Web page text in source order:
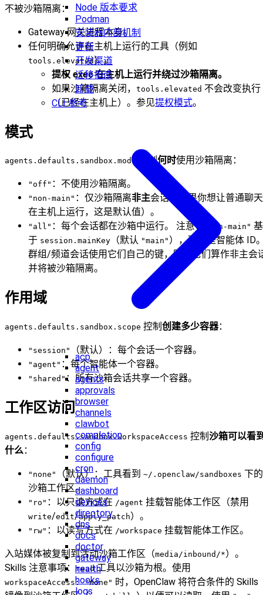
Node 版本要求
Podman
安装器内部机制
更新
开发渠道
迁移指南
卸载
CLI 参考
acp
agent
agents
approvals
browser
channels
clawbot
completion
config
configure
cron
daemon
dashboard
devices
directory
dns
docs
doctor
gateway
health
hooks
logs
不被沙箱隔离：
Gateway 网关进程本身。
任何明确允许在主机上运行的工具（例如
tools.elevated）。
提权 exec 在主机上运行并绕过沙箱隔离。
如果沙箱隔离关闭，
tools.elevated 不会改变执行
（已经在主机上）。参见提权模式。
模式
agents.defaults.sandbox.mode 控制何时使用沙箱隔离：
"off" ：不使用沙箱隔离。
"non-main" ：仅沙箱隔离非主会话（如果你想让普通聊天
在主机上运行，这是默认值）。
"all" ：每个会话都在沙箱中运行。 注意： "non-main" 基
于 session.mainKey （默认 "main" ），而不是智能体 ID
群组/频道会话使用它们自己的键，因此它们算作非主会
并将被沙箱隔离。
作用域
agents.defaults.sandbox.scope 控制 创建多少容器：
"session" （默认）：每个会话一个容器。
"agent" ：每个智能体一个容器。
"shared"：所有沙箱会话共享一个容器。
工作区访问
agents.defaults.sandbox.workspaceAccess 控制 沙箱可以看
什么：
"none" （默认）：工具看到 ~/.openclaw/sandboxes 下的
沙箱工作区。
"ro" ：以只读方式在 /agent 挂载智能体工作区（禁用
write/edit/apply_patch）。
"rw" ：以读写方式在 /workspace 挂载智能体工作区。
入站媒体被复制到活动沙箱工作区（media/inbound/*）。
Skills 注意事项：read工具以沙箱为根。使用
workspaceAccess: "none" 时，OpenClaw 将符合条件的 Skills